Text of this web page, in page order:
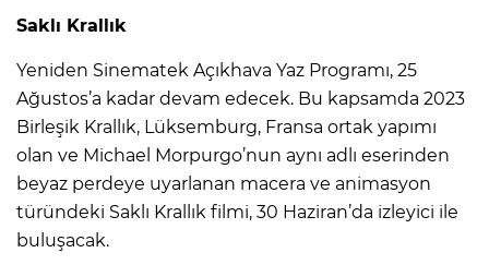
Saklı Krallık
Yeniden Sinematek Açıkhava Yaz Programı, 25
Ağustos’a kadar devam edecek. Bu kapsamda 2023
Birleşik Krallık, Lüksemburg, Fransa ortak yapımı
olan ve Michael Morpurgo’nun aynı adlı eserinden
beyaz perdeye uyarlanan macera ve animasyon
türündeki Saklı Krallık filmi, 30 Haziran’da izleyici ile
buluşacak.